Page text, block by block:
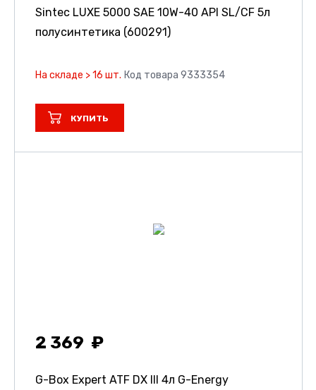
Sintec LUXE 5000 SAE 10W-40 API SL/CF 5л
полусинтетика (600291)
На складе > 16 шт. Код товара 9333354
КУПИТЬ
2 369
G-Box Expert ATF DX III 4л G-Energy